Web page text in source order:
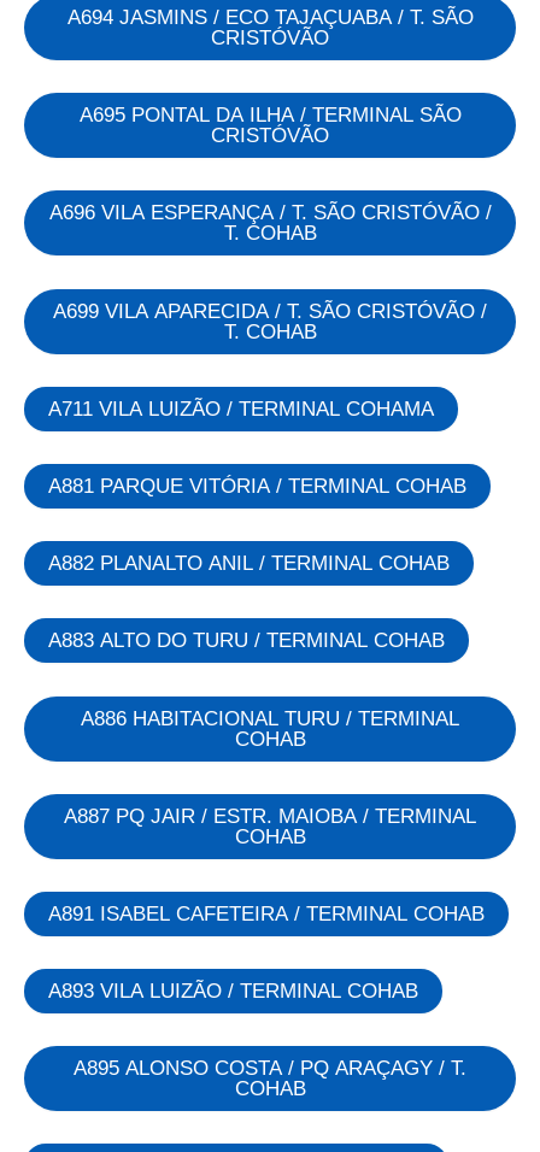
A694 JASMINS / ECO TAJAÇUABA / T. SÃO
CRISTÓVÃO
A695 PONTAL DA ILHA / TERMINAL SÃO
CRISTÓVÃO
A696 VILA ESPERANÇA / T. SÃO CRISTÓVÃO /
T. COHAB
A699 VILA APARECIDA / T. SÃO CRISTÓVÃO /
T. COHAB
A711 VILA LUIZÃO / TERMINAL COHAMA
A881 PARQUE VITÓRIA / TERMINAL COHAB
A882 PLANALTO ANIL / TERMINAL COHAB
A883 ALTO DO TURU / TERMINAL COHAB
A886 HABITACIONAL TURU / TERMINAL
COHAB
A887 PQ JAIR / ESTR. MAIOBA / TERMINAL
COHAB
A891 ISABEL CAFETEIRA / TERMINAL COHAB
A893 VILA LUIZÃO / TERMINAL COHAB
A895 ALONSO COSTA / PQ ARAÇAGY / T.
COHAB